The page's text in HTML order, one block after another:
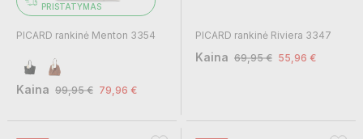
PRISTATYMAS
PICARD rankinė Menton 3354
Kaina 99,95 € 79,96 €
PICARD rankinė Riviera 3347
Kaina 69,95 € 55,96 €